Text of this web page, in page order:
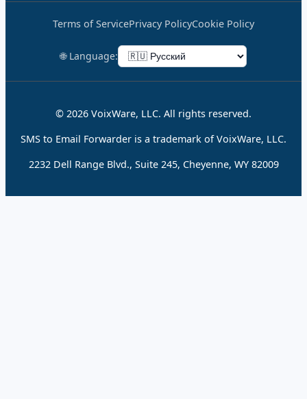
Terms of ServicePrivacy PolicyCookie Policy
🌐 Language:
© 2026 VoixWare, LLC. All rights reserved.
SMS to Email Forwarder is a trademark of VoixWare, LLC.
2232 Dell Range Blvd., Suite 245, Cheyenne, WY 82009